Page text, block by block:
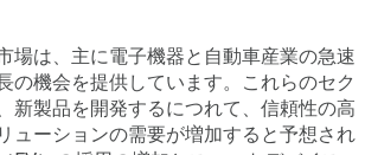
場は、主に電子機器と自動車産業の急速
の機会を提供しています。これらのセク
新製品を開発するにつれて、信頼性の高
ューションの需要が増加すると予想され